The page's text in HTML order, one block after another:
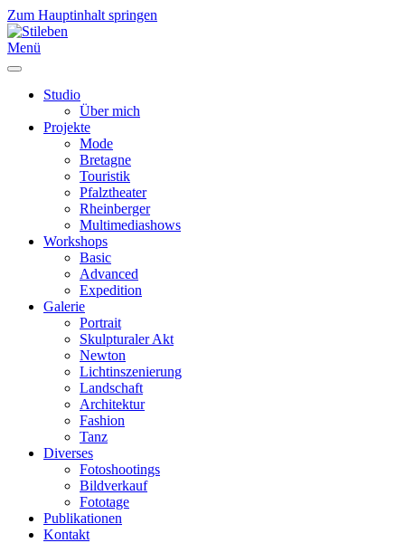
Zum Hauptinhalt springen
Menü
Studio
Über mich
Projekte
Mode
Bretagne
Touristik
Pfalztheater
Rheinberger
Multimediashows
Workshops
Basic
Advanced
Expedition
Galerie
Portrait
Skulpturaler Akt
Newton
Lichtinszenierung
Landschaft
Architektur
Fashion
Tanz
Diverses
Fotoshootings
Bildverkauf
Fototage
Publikationen
Kontakt